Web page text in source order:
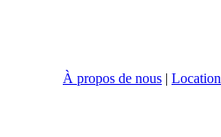
À propos de nous | Location